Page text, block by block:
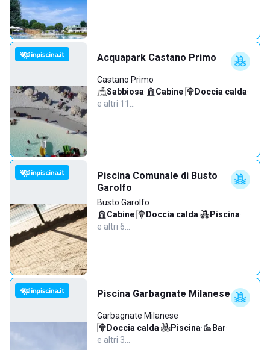
Acquapark Castano Primo
Castano Primo
Sabbiosa· Cabine· Doccia calda·
e altri 11…
Piscina Comunale di Busto
Garolfo
Busto Garolfo
Cabine· Doccia calda· Piscina·
e altri 6…
Piscina Garbagnate Milanese
Garbagnate Milanese
Doccia calda· Piscina· Bar·
e altri 3…